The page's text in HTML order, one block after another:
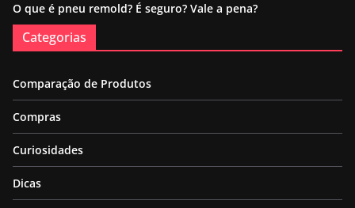
O que é pneu remold? É seguro? Vale a pena?
Categorias
Comparação de Produtos
Compras
Curiosidades
Dicas